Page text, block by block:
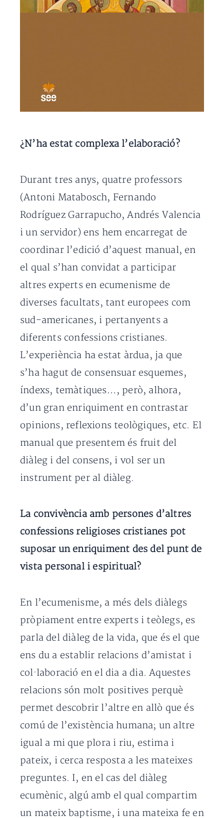
¿N’ha estat complexa l’elaboració?
Durant tres anys, quatre professors
(Antoni Matabosch, Fernando
Rodríguez Garrapucho, Andrés Valencia
i un servidor) ens hem encarregat de
coordinar l’edició d’aquest manual, en
el qual s’han convidat a participar
altres experts en ecumenisme de
diverses facultats, tant europees com
sud-americanes, i pertanyents a
diferents confessions cristianes.
L’experiència ha estat àrdua, ja que
s’ha hagut de consensuar esquemes,
índexs, temàtiques…, però, alhora,
d’un gran enriquiment en contrastar
opinions, reflexions teològiques, etc. El
manual que presentem és fruit del
diàleg i del consens, i vol ser un
instrument per al diàleg.
La convivència amb persones d’altres
confessions religioses cristianes pot
suposar un enriquiment des del punt de
vista personal i espiritual?
En l’ecumenisme, a més dels diàlegs
pròpiament entre experts i teòlegs, es
parla del diàleg de la vida, que és el que
ens du a establir relacions d’amistat i
col·laboració en el dia a dia. Aquestes
relacions són molt positives perquè
permet descobrir l’altre en allò que és
comú de l’existència humana; un altre
igual a mi que plora i riu, estima i
pateix, i cerca resposta a les mateixes
preguntes. I, en el cas del diàleg
ecumènic, algú amb el qual compartim
un mateix baptisme, i una mateixa fe en